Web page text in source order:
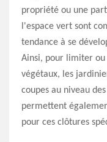
propriété ou une
l'espace vert sont
tendance à se
Ainsi, pour limiter
végétaux, les
coupes au niveau
permettent
pour ces clôtures